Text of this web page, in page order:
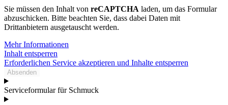
Sie müssen den Inhalt von reCAPTCHA laden, um das Formular
abzuschicken. Bitte beachten Sie, dass dabei Daten mit
Drittanbietern ausgetauscht werden.
Mehr Informationen
Inhalt entsperren
Erforderlichen Service akzeptieren und Inhalte entsperren
Absenden
Serviceformular für Schmuck